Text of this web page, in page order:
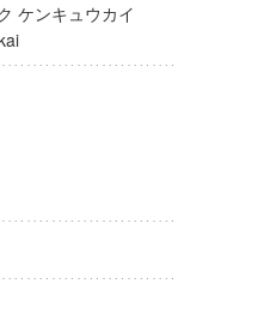
ケンキュウカイ